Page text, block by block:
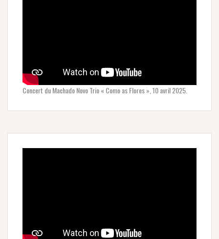
Concert du Machado Novo Trio « Como as Flores », 10 avril 2025.